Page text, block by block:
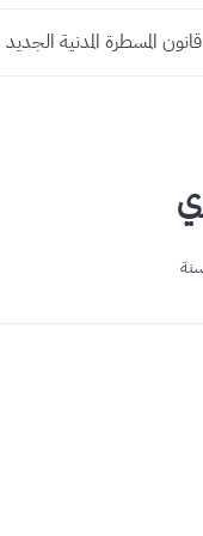
المسطرة المدنية الجديد